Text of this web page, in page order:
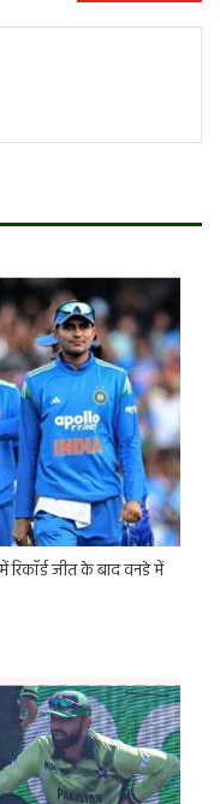
रिकॉर्ड जीत के बाद वनडे में